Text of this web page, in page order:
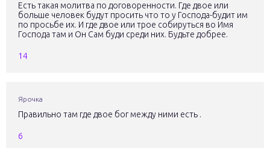
Есть такая молитва по договоренности. Где двое или
больше человек будут просить что то у Господа-будит им
по просьбе их. И где двое или трое собируться во Имя
Господа там и Он Сам буди среди них. Будьте добрее.
14
Ярочка
Правильно там где двое бог между ними есть .
6